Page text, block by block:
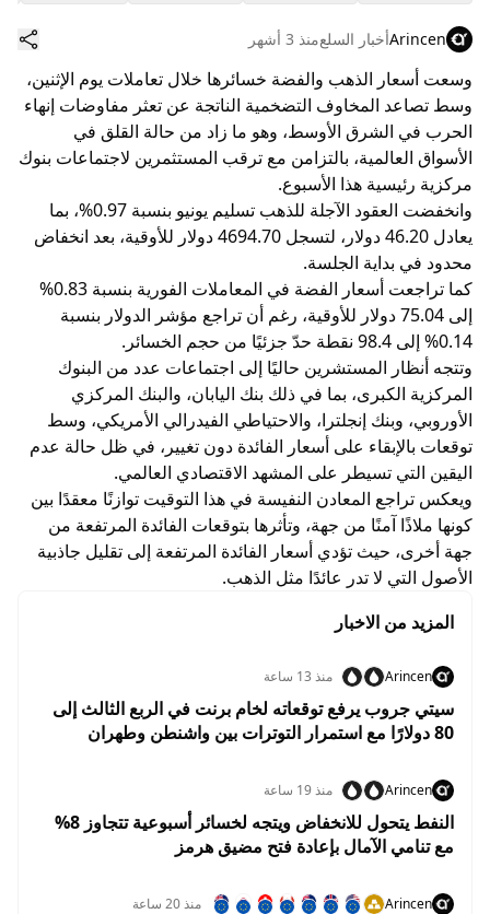
Arincenأخبار السلعمنذ 3 أشهر
وسعت أسعار الذهب والفضة خسائرها خلال تعاملات يوم الإثنين،
وسط تصاعد المخاوف التضخمية الناتجة عن تعثر مفاوضات إنهاء
الحرب في الشرق الأوسط، وهو ما زاد من حالة القلق في
الأسواق العالمية، بالتزامن مع ترقب المستثمرين لاجتماعات بنوك
مركزية رئيسية هذا الأسبوع.
وانخفضت العقود الآجلة للذهب تسليم يونيو بنسبة 0.97%، بما
يعادل 46.20 دولار، لتسجل 4694.70 دولار للأوقية، بعد انخفاض
محدود في بداية الجلسة.
كما تراجعت أسعار الفضة في المعاملات الفورية بنسبة 0.83%
إلى 75.04 دولار للأوقية، رغم أن تراجع مؤشر الدولار بنسبة
0.14% إلى 98.4 نقطة حدّ جزئيًا من حجم الخسائر.
وتتجه أنظار المستشرين حاليًا إلى اجتماعات عدد من البنوك
المركزية الكبرى، بما في ذلك بنك اليابان، والبنك المركزي
الأوروبي، وبنك إنجلترا، والاحتياطي الفيدرالي الأمريكي، وسط
توقعات بالإبقاء على أسعار الفائدة دون تغيير، في ظل حالة عدم
اليقين التي تسيطر على المشهد الاقتصادي العالمي.
ويعكس تراجع المعادن النفيسة في هذا التوقيت توازنًا معقدًا بين
كونها ملاذًا آمنًا من جهة، وتأثرها بتوقعات الفائدة المرتفعة من
جهة أخرى، حيث تؤدي أسعار الفائدة المرتفعة إلى تقليل جاذبية
الأصول التي لا تدر عائدًا مثل الذهب.
المزيد من الاخبار
Arincen منذ 13 ساعة
سيتي جروب يرفع توقعاته لخام برنت في الربع الثالث إلى
80 دولارًا مع استمرار التوترات بين واشنطن وطهران
Arincen منذ 19 ساعة
النفط يتحول للانخفاض ويتجه لخسائر أسبوعية تتجاوز 8%
مع تنامي الآمال بإعادة فتح مضيق هرمز
Arincen منذ 20 ساعة